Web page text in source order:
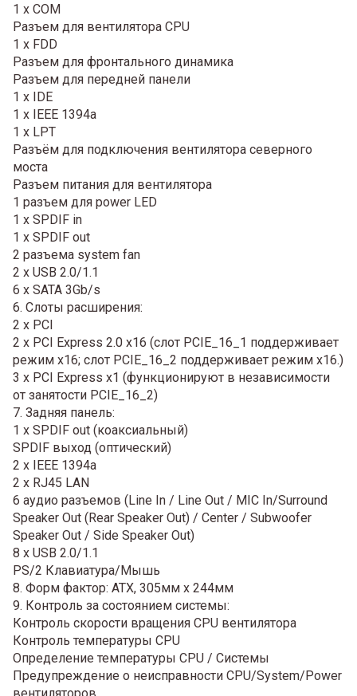
1 x COM
Разъем для вентилятора CPU
1 x FDD
Разъем для фронтального динамика
Разъем для передней панели
1 x IDE
1 x IEEE 1394a
1 x LPT
Разъём для подключения вентилятора северного
моста
Разъем питания для вентилятора
1 разъем для power LED
1 x SPDIF in
1 x SPDIF out
2 разъема system fan
2 x USB 2.0/1.1
6 x SATA 3Gb/s
6. Слоты расширения:
2 x PCI
2 x PCI Express 2.0 x16 (слот PCIE_16_1 поддерживает
режим x16; слот PCIE_16_2 поддерживает режим x16.)
3 x PCI Express x1 (функционируют в независимости
от занятости PCIE_16_2)
7. Задняя панель:
1 x SPDIF out (коаксиальный)
SPDIF выход (оптический)
2 x IEEE 1394a
2 x RJ45 LAN
6 аудио разъемов (Line In / Line Out / MIC In/Surround
Speaker Out (Rear Speaker Out) / Center / Subwoofer
Speaker Out / Side Speaker Out)
8 x USB 2.0/1.1
PS/2 Клавиатура/Мышь
8. Форм фактор: ATX, 305мм x 244мм
9. Контроль за состоянием системы:
Контроль скорости вращения CPU вентилятора
Контроль температуры CPU
Определение температуры CPU / Системы
Предупреждение о неисправности CPU/System/Power